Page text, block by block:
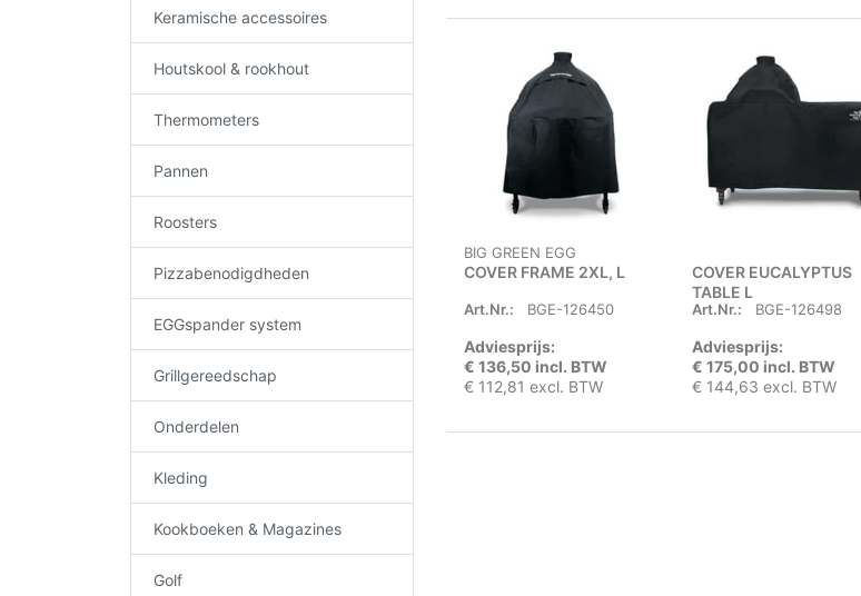
Keramische accessoires
Houtskool & rookhout
Thermometers
Pannen
Roosters
Pizzabenodigdheden
EGGspander system
Grillgereedschap
Onderdelen
Kleding
Kookboeken & Magazines
Golf
BIG GREEN EGG
COVER FRAME 2XL, L
Art.Nr.: BGE-126450
Adviesprijs:
€ 136,50 incl. BTW
€ 112,81 excl. BTW
COVER EUCALYPTUS
TABLE L
Art.Nr.: BGE-126498
Adviesprijs:
€ 175,00 incl. BTW
€ 144,63 excl. BTW